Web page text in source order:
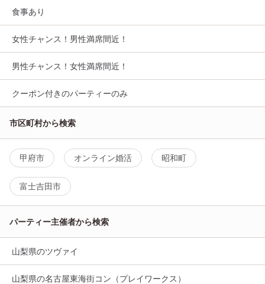
食事あり
女性チャンス！男性満席間近！
男性チャンス！女性満席間近！
クーポン付きのパーティーのみ
市区町村から検索
甲府市 オンライン婚活 昭和町
富士吉田市
パーティー主催者から検索
山梨県のツヴァイ
山梨県の名古屋東海街コン（プレイワークス）